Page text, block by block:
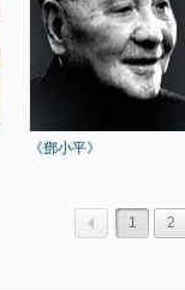
《鄧小平》
1 2